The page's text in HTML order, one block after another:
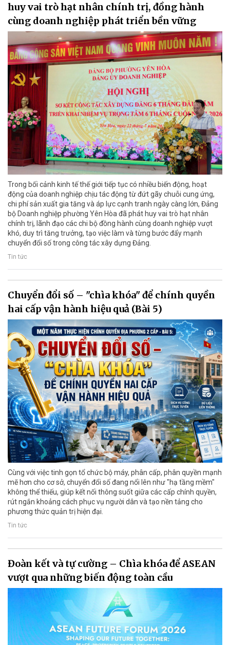
huy vai trò hạt nhân chính trị, đồng hành
cùng doanh nghiệp phát triển bền vững
Trong bối cảnh kinh tế thế giới tiếp tục có nhiều biến động, hoạt
động của doanh nghiệp chịu tác động từ đứt gãy chuỗi cung ứng,
chi phí sản xuất gia tăng và áp lực cạnh tranh ngày càng lớn, Đảng
bộ Doanh nghiệp phường Yên Hòa đã phát huy vai trò hạt nhân
chính trị, lãnh đạo các chi bộ đồng hành cùng doanh nghiệp vượt
khó, duy trì tăng trưởng, tạo việc làm và từng bước đẩy mạnh
chuyển đổi số trong công tác xây dựng Đảng.
Tin tức
Chuyển đổi số – "chìa khóa" để chính quyền
hai cấp vận hành hiệu quả (Bài 5)
Cùng với việc tinh gọn tổ chức bộ máy, phân cấp, phân quyền mạnh
mẽ hơn cho cơ sở, chuyển đổi số đang nổi lên như "hạ tầng mềm"
không thể thiếu, giúp kết nối thông suốt giữa các cấp chính quyền,
rút ngắn khoảng cách phục vụ người dân và tạo nền tảng cho
phương thức quản trị hiện đại.
Tin tức
Đoàn kết và tự cường – Chìa khóa để ASEAN
vượt qua những biến động toàn cầu